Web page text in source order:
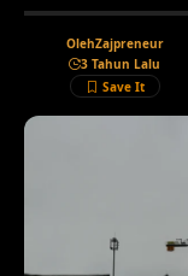
OlehZajpreneur
3 Tahun Lalu